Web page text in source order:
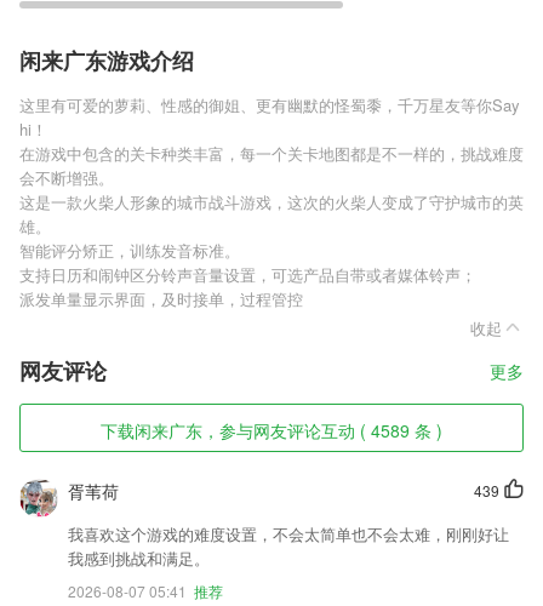
闲来广东游戏介绍
这里有可爱的萝莉、性感的御姐、更有幽默的怪蜀黍，千万星友等你Say
hi！
在游戏中包含的关卡种类丰富，每一个关卡地图都是不一样的，挑战难度
会不断增强。
这是一款火柴人形象的城市战斗游戏，这次的火柴人变成了守护城市的英
雄。
智能评分矫正，训练发音标准。
支持日历和闹钟区分铃声音量设置，可选产品自带或者媒体铃声；
派发单量显示界面，及时接单，过程管控
收起
网友评论 更多
下载闲来广东，参与网友评论互动 ( 4589 条 )
439
胥苇荷
我喜欢这个游戏的难度设置，不会太简单也不会太难，刚刚好让
我感到挑战和满足。
2026-08-07 05:41 推荐